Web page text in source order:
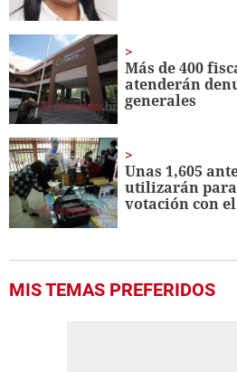
Más de 400
atenderán
generales
Unas 1,605
utilizarán
votación con el
MIS TEMAS PREFERIDOS